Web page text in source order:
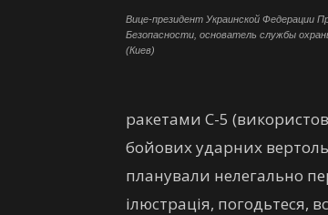
Вице-президент Украинской Федерации
Безопасности, основатель службы
(Киев)
ракетами С-5
бойових ударних
планували нелегально
ілюстрація, погодьтеся,